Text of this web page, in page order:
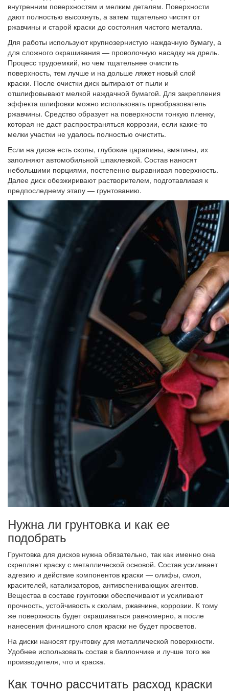
внутренним поверхностям и мелким деталям. Поверхности
дают полностью высохнуть, а затем тщательно чистят от
ржавчины и старой краски до состояния чистого металла.
Для работы используют крупнозернистую наждачную бумагу, а
для сложного окрашивания — проволочную насадку на дрель.
Процесс трудоемкий, но чем тщательнее очистить
поверхность, тем лучше и на дольше ляжет новый слой
краски. После очистки диск вытирают от пыли и
отшлифовывают мелкой наждачной бумагой. Для закрепления
эффекта шлифовки можно использовать преобразователь
ржавчины. Средство образует на поверхности тонкую пленку,
которая не даст распространяться коррозии, если какие-то
мелки участки не удалось полностью очистить.
Если на диске есть сколы, глубокие царапины, вмятины, их
заполняют автомобильной шпаклевкой. Состав наносят
небольшими порциями, постепенно выравнивая поверхность.
Далее диск обезжиривают растворителем, подготавливая к
предпоследнему этапу — грунтованию.
Нужна ли грунтовка и как ее
подобрать
Грунтовка для дисков нужна обязательно, так как именно она
скрепляет краску с металлической основой. Состав усиливает
адгезию и действие компонентов краски — олифы, смол,
красителей, катализаторов, антивспенивающих агентов.
Вещества в составе грунтовки обеспечивают и усиливают
прочность, устойчивость к сколам, ржавчине, коррозии. К тому
же поверхность будет окрашиваться равномерно, а после
нанесения финишного слоя краски не будет просветов.
На диски наносят грунтовку для металлической поверхности.
Удобнее использовать состав в баллончике и лучше того же
производителя, что и краска.
Как точно рассчитать расход краски